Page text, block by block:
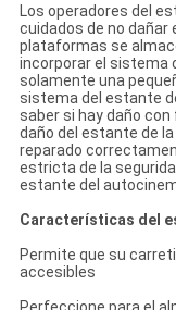
Los operadores del
cuidados de no dañar
plataformas se
incorporar el sistema
solamente una
sistema del estante
saber si hay daño
daño del estante de
reparado
estricta de la
estante del
Características del
Permite que su
accesibles
Perfeccione para el